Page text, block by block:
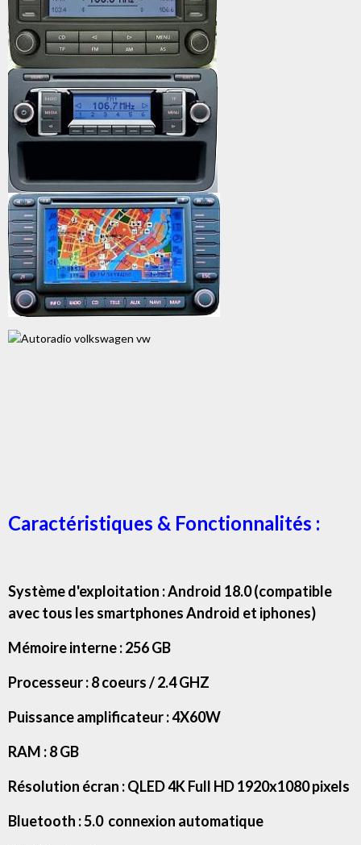
Caractéristiques & Fonctionnalités :
Système d'exploitation : Android 18.0 (compatible
avec tous les smartphones Android et iphones)
Mémoire interne : 256 GB
Processeur : 8 coeurs / 2.4 GHZ
Puissance amplificateur : 4X60W
RAM : 8 GB
Résolution écran : QLED 4K Full HD 1920x1080 pixels
Bluetooth : 5.0 connexion automatique